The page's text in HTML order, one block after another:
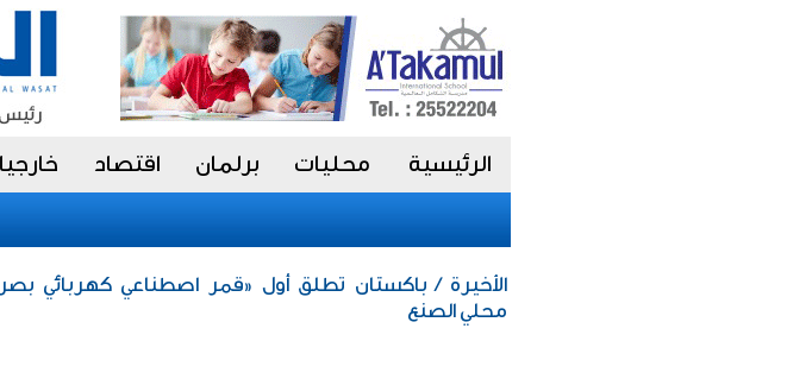
الرئيسية محليات برلمان اقتصاد
الأخيرة / باكستان تطلق أول «قمر اصطناعي كهربائي
محلي الصنع